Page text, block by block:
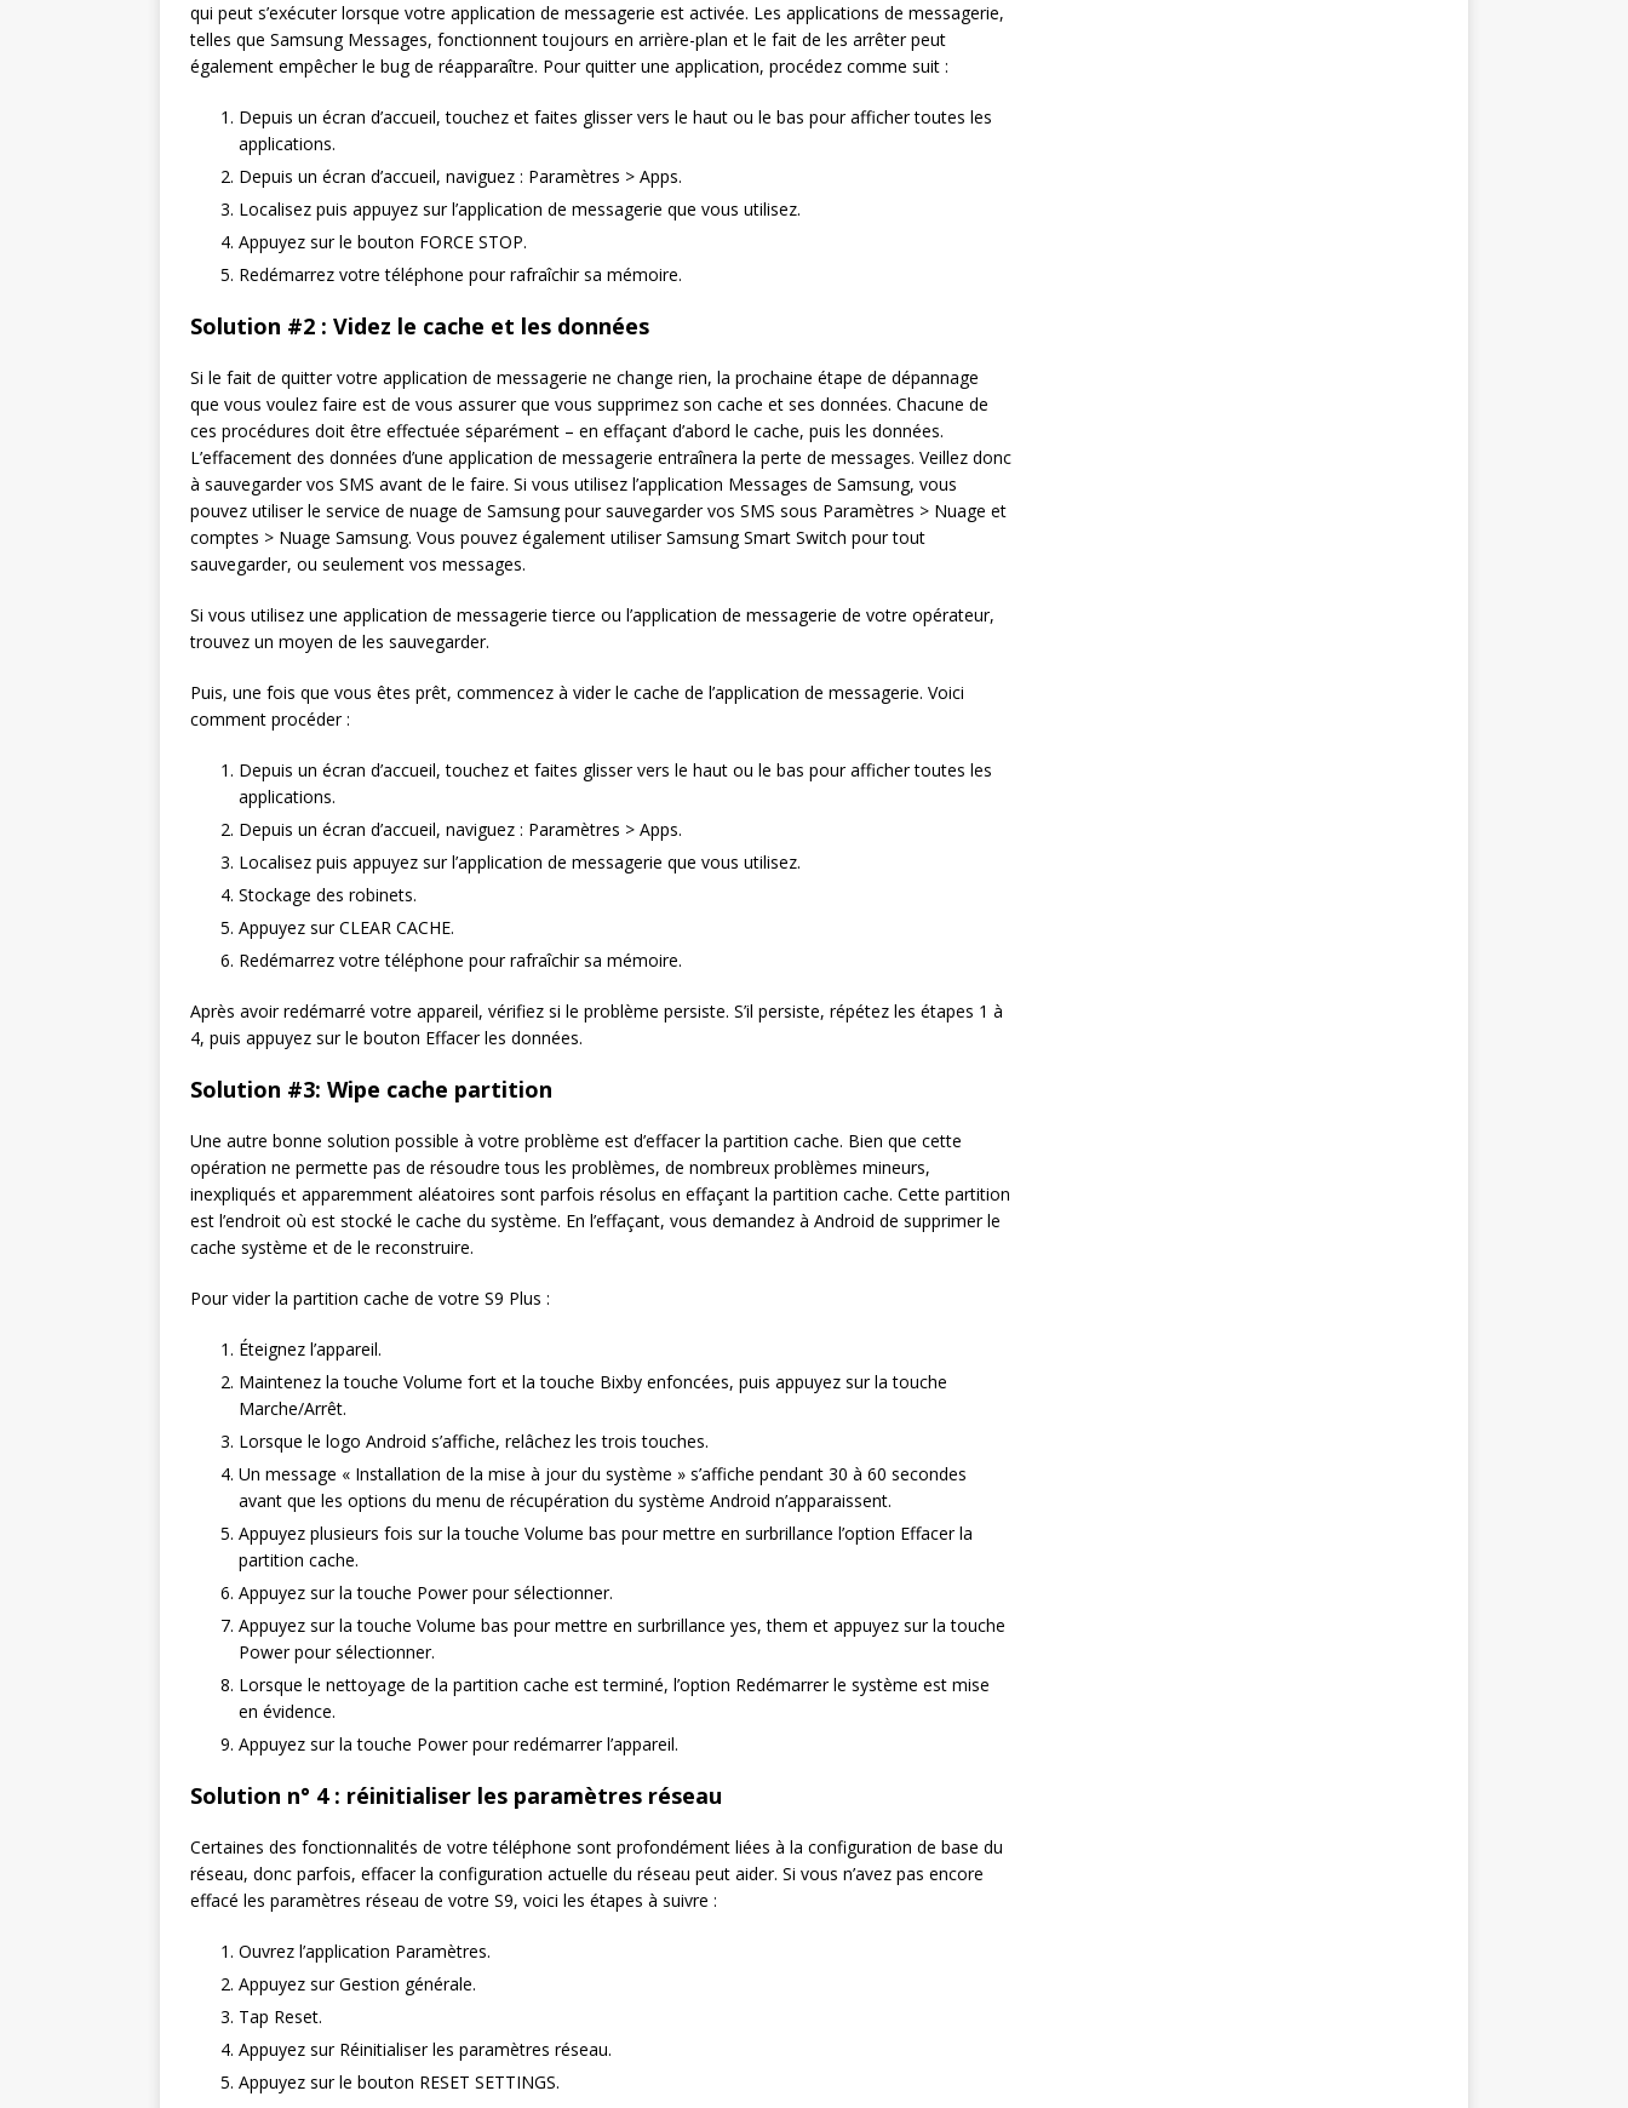
qui peut s’exécuter lorsque votre application de messagerie est activée. Les applications de messagerie,
telles que Samsung Messages, fonctionnent toujours en arrière-plan et le fait de les arrêter peut
également empêcher le bug de réapparaître. Pour quitter une application, procédez comme suit :
Depuis un écran d’accueil, touchez et faites glisser vers le haut ou le bas pour afficher toutes les
applications.
Depuis un écran d’accueil, naviguez : Paramètres > Apps.
Localisez puis appuyez sur l’application de messagerie que vous utilisez.
Appuyez sur le bouton FORCE STOP.
Redémarrez votre téléphone pour rafraîchir sa mémoire.
Solution #2 : Videz le cache et les données
Si le fait de quitter votre application de messagerie ne change rien, la prochaine étape de dépannage
que vous voulez faire est de vous assurer que vous supprimez son cache et ses données. Chacune de
ces procédures doit être effectuée séparément – en effaçant d’abord le cache, puis les données.
L’effacement des données d’une application de messagerie entraînera la perte de messages. Veillez donc
à sauvegarder vos SMS avant de le faire. Si vous utilisez l’application Messages de Samsung, vous
pouvez utiliser le service de nuage de Samsung pour sauvegarder vos SMS sous Paramètres > Nuage et
comptes > Nuage Samsung. Vous pouvez également utiliser Samsung Smart Switch pour tout
sauvegarder, ou seulement vos messages.
Si vous utilisez une application de messagerie tierce ou l’application de messagerie de votre opérateur,
trouvez un moyen de les sauvegarder.
Puis, une fois que vous êtes prêt, commencez à vider le cache de l’application de messagerie. Voici
comment procéder :
Depuis un écran d’accueil, touchez et faites glisser vers le haut ou le bas pour afficher toutes les
applications.
Depuis un écran d’accueil, naviguez : Paramètres > Apps.
Localisez puis appuyez sur l’application de messagerie que vous utilisez.
Stockage des robinets.
Appuyez sur CLEAR CACHE.
Redémarrez votre téléphone pour rafraîchir sa mémoire.
Après avoir redémarré votre appareil, vérifiez si le problème persiste. S’il persiste, répétez les étapes 1 à
4, puis appuyez sur le bouton Effacer les données.
Solution #3: Wipe cache partition
Une autre bonne solution possible à votre problème est d’effacer la partition cache. Bien que cette
opération ne permette pas de résoudre tous les problèmes, de nombreux problèmes mineurs,
inexpliqués et apparemment aléatoires sont parfois résolus en effaçant la partition cache. Cette partition
est l’endroit où est stocké le cache du système. En l’effaçant, vous demandez à Android de supprimer le
cache système et de le reconstruire.
Pour vider la partition cache de votre S9 Plus :
Éteignez l’appareil.
Maintenez la touche Volume fort et la touche Bixby enfoncées, puis appuyez sur la touche
Marche/Arrêt.
Lorsque le logo Android s’affiche, relâchez les trois touches.
Un message « Installation de la mise à jour du système » s’affiche pendant 30 à 60 secondes
avant que les options du menu de récupération du système Android n’apparaissent.
Appuyez plusieurs fois sur la touche Volume bas pour mettre en surbrillance l’option Effacer la
partition cache.
Appuyez sur la touche Power pour sélectionner.
Appuyez sur la touche Volume bas pour mettre en surbrillance yes, them et appuyez sur la touche
Power pour sélectionner.
Lorsque le nettoyage de la partition cache est terminé, l’option Redémarrer le système est mise
en évidence.
Appuyez sur la touche Power pour redémarrer l’appareil.
Solution n° 4 : réinitialiser les paramètres réseau
Certaines des fonctionnalités de votre téléphone sont profondément liées à la configuration de base du
réseau, donc parfois, effacer la configuration actuelle du réseau peut aider. Si vous n’avez pas encore
effacé les paramètres réseau de votre S9, voici les étapes à suivre :
Ouvrez l’application Paramètres.
Appuyez sur Gestion générale.
Tap Reset.
Appuyez sur Réinitialiser les paramètres réseau.
Appuyez sur le bouton RESET SETTINGS.